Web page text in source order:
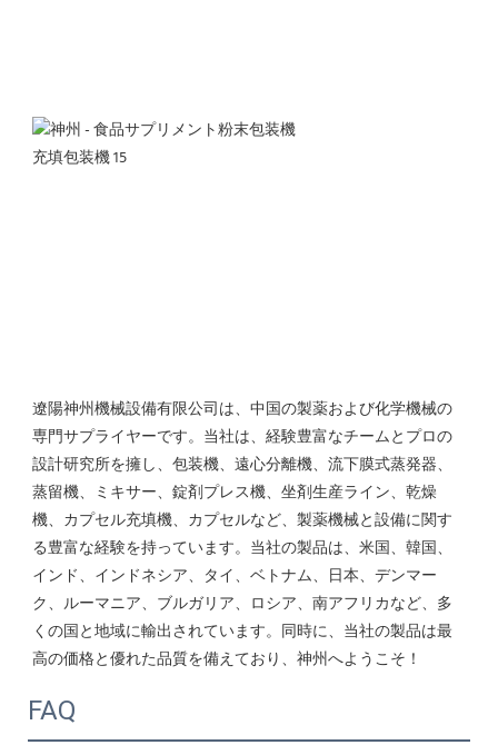
遼陽神州機械設備有限公司は、中国の製薬および化学機械の
専門サプライヤーです。当社は、経験豊富なチームとプロの
設計研究所を擁し、包装機、遠心分離機、流下膜式蒸発器、
蒸留機、ミキサー、錠剤プレス機、坐剤生産ライン、乾燥
機、カプセル充填機、カプセルなど、製薬機械と設備に関す
る豊富な経験を持っています。当社の製品は、米国、韓国、
インド、インドネシア、タイ、ベトナム、日本、デンマー
ク、ルーマニア、ブルガリア、ロシア、南アフリカなど、多
くの国と地域に輸出されています。同時に、当社の製品は最
高の価格と優れた品質を備えており、神州へようこそ！
FAQ